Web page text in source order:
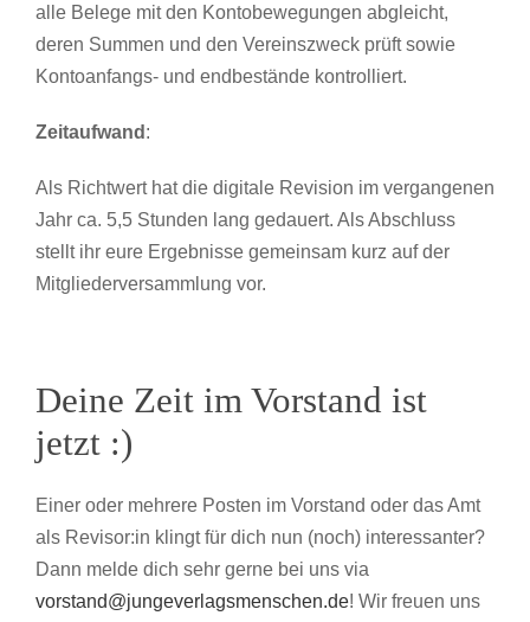
alle Belege mit den Kontobewegungen abgleicht,
deren Summen und den Vereinszweck prüft sowie
Kontoanfangs- und endbestände kontrolliert.
Zeitaufwand :
Als Richtwert hat die digitale Revision im vergangenen
Jahr ca. 5,5 Stunden lang gedauert. Als Abschluss
stellt ihr eure Ergebnisse gemeinsam kurz auf der
Mitgliederversammlung vor.
Deine Zeit im Vorstand ist
jetzt :)
Einer oder mehrere Posten im Vorstand oder das Amt
als Revisor:in klingt für dich nun (noch) interessanter?
Dann melde dich sehr gerne bei uns via
vorstand@jungeverlagsmenschen.de! Wir freuen uns